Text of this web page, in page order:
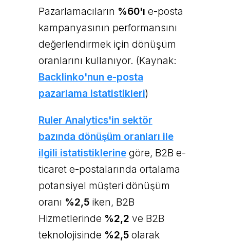
Pazarlamacıların %60'ı e-posta
kampanyasının performansını
değerlendirmek için dönüşüm
oranlarını kullanıyor. (Kaynak:
Backlinko'nun e-posta
pazarlama istatistikleri)
Ruler Analytics'in sektör
bazında dönüşüm oranları ile
ilgili istatistiklerinegöre, B2B e-
ticaret e-postalarında ortalama
potansiyel müşteri dönüşüm
oranı %2,5iken, B2B
Hizmetlerinde %2,2 ve B2B
teknolojisinde %2,5olarak